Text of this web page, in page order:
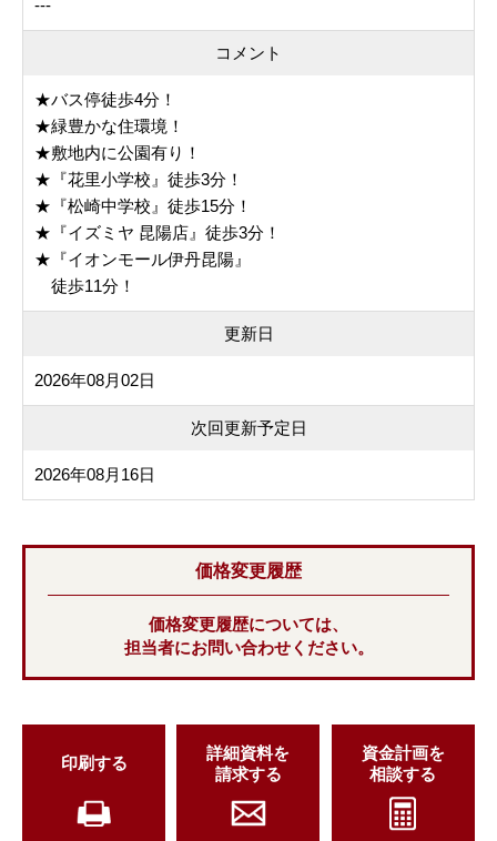
---
コメント
★バス停徒歩4分！
★緑豊かな住環境！
★敷地内に公園有り！
★『花里小学校』徒歩3分！
★『松崎中学校』徒歩15分！
★『イズミヤ 昆陽店』徒歩3分！
★『イオンモール伊丹昆陽』
徒歩11分！
更新日
2026年08月02日
次回更新予定日
2026年08月16日
価格変更履歴
価格変更履歴については、
担当者にお問い合わせください。
印刷する
詳細資料を
請求する
資金計画を
相談する